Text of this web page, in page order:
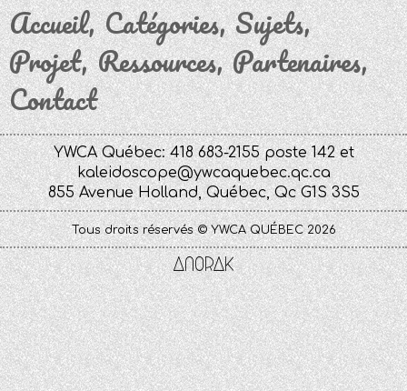
Accueil Catégories Sujets
Projet Ressources Partenaires
Contact
YWCA Québec: 418 683-2155 poste 142 et
kaleidoscope@ywcaquebec.qc.ca
855 Avenue Holland, Québec, Qc G1S 3S5
Tous droits réservés © YWCA QUÉBEC 2026
Anorak
Studio